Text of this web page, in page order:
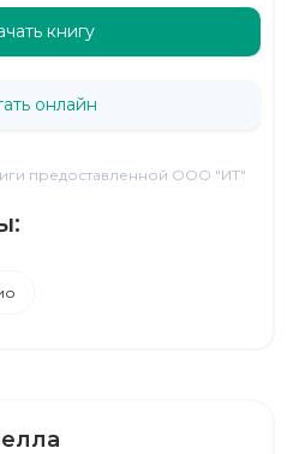
книгу
онлайн
предоставленной ООО "ИТ"